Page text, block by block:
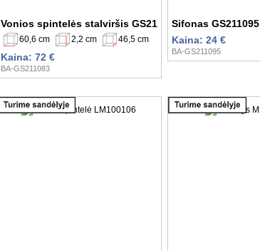
Vonios spintelės stalviršis GS211083
60,6 cm 2,2 cm 46,5 cm
Kaina: 72 €
BA-GS211083
Sifonas GS211095
Kaina: 24 €
BA-GS211095